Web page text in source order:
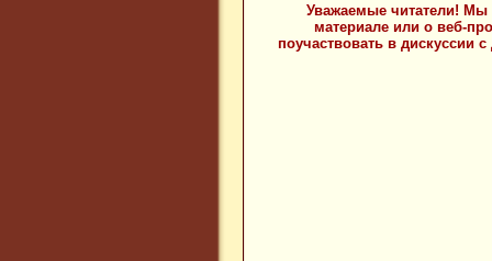
Уважаемые читатели! Мы
материале или о веб-
поучаствовать в дискуссии